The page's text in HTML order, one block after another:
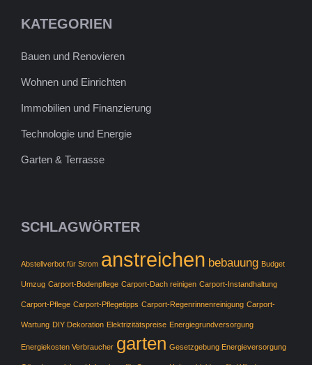
KATEGORIEN
Bauen und Renovieren
Wohnen und Einrichten
Immobilien und Finanzierung
Technologie und Energie
Garten & Terrasse
SCHLAGWÖRTER
Abstellverbot für Strom anstreichen bebauung Budget
Umzug Carport-Bodenpflege Carport-Dach reinigen Carport-Instandhaltung
Carport-Pflege Carport-Pflegetipps Carport-Regenrinnenreinigung Carport-
Wartung DIY Dekoration Elektrizitätspreise Energiegrundversorgung
Energiekosten Verbraucher garten Gesetzgebung Energieversorgung